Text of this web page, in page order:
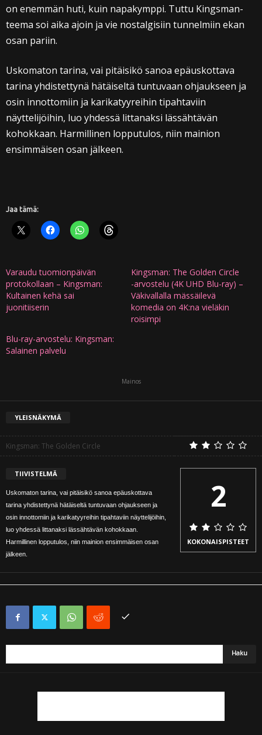
on enemmän huti, kuin napakymppi. Tuttu Kingsman-
teema soi aika ajoin ja vie nostalgisiin tunnelmiin ekan
osan pariin.
Uskomaton tarina, vai pitäisikö sanoa epäuskottava
tarina yhdistettynä hätäiseltä tuntuvaan ohjaukseen ja
osin innottomiin ja karikatyyreihin tipahtaviin
näyttelijöihin, luo yhdessä littanaksi lässähtävän
kohokkaan. Harmillinen lopputulos, niin mainion
ensimmäisen osan jälkeen.
Jaa tämä:
Varaudu tuomionpäivän
protokollaan – Kingsman:
Kultainen kehä sai
juonitiiserin
Kingsman: The Golden Circle
-arvostelu (4K UHD Blu-ray) –
Väkivallalla mässäilevä
komedia on 4K:na vieläkin
roisimpi
Blu-ray-arvostelu: Kingsman:
Salainen palvelu
Mainos
YLEISNÄKYMÄ
Kingsman: The Golden Circle
TIIVISTELMÄ
Uskomaton tarina, vai pitäisikö sanoa epäuskottava
tarina yhdistettynä hätäiseltä tuntuvaan ohjaukseen ja
osin innottomiin ja karikatyyreihin tipahtaviin näyttelijöihin,
luo yhdessä littanaksi lässähtävän kohokkaan.
Harmillinen lopputulos, niin mainion ensimmäisen osan
jälkeen.
2
KOKONAISPISTEET